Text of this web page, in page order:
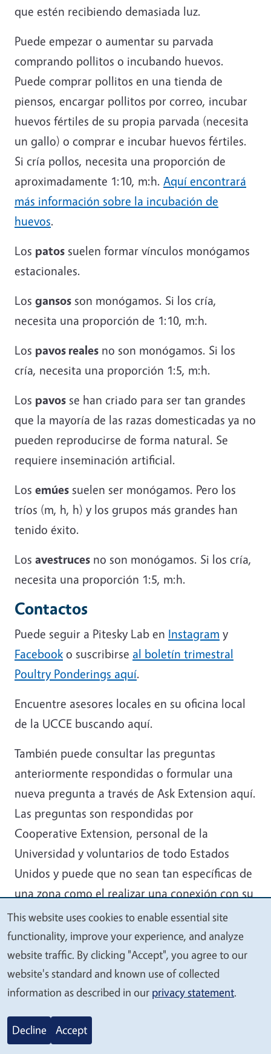
que estén recibiendo demasiada luz.
Puede empezar o aumentar su parvada
comprando pollitos o incubando huevos.
Puede comprar pollitos en una tienda de
piensos, encargar pollitos por correo, incubar
huevos fértiles de su propia parvada (necesita
un gallo) o comprar e incubar huevos fértiles.
Si cría pollos, necesita una proporción de
aproximadamente 1:10, m:h. Aquí encontrará
más información sobre la incubación de
huevos.
Los patos suelen formar vínculos monógamos
estacionales.
Los gansos son monógamos. Si los cría,
necesita una proporción de 1:10, m:h.
Los pavos reales no son monógamos. Si los
cría, necesita una proporción 1:5, m:h.
Los pavos se han criado para ser tan grandes
que la mayoría de las razas domesticadas ya no
pueden reproducirse de forma natural. Se
requiere inseminación artificial.
Los emúes suelen ser monógamos. Pero los
tríos (m, h, h) y los grupos más grandes han
tenido éxito.
Los avestruces no son monógamos. Si los cría,
necesita una proporción 1:5, m:h.
Contactos
Puede seguir a Pitesky Lab en Instagram y
Facebook o suscribirse al boletín trimestral
Poultry Ponderings aquí.
Encuentre asesores locales en su oficina local
de la UCCE buscando aquí.
También puede consultar las preguntas
anteriormente respondidas o formular una
nueva pregunta a través de Ask Extension aquí.
Las preguntas son respondidas por
Cooperative Extension, personal de la
Universidad y voluntarios de todo Estados
Unidos y puede que no sean tan específicas de
una zona como el realizar una conexión con su
asesor local.
Artículos
UC ANR Backyard poultry
- Excelente sitio
web con muchos recursos
State 2010
Breed selection for a small-scale egg-
We
value
your
privacy
This website uses cookies to enable essential site
functionality, improve your experience, and analyze
website traffic. By clicking "Accept", you agree to our
website's standard and known use of collected
information as described in our privacy statement.
Decline Accept